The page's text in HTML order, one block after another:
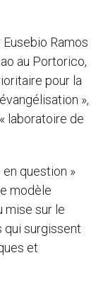
Ramos
au Portorico,
pour la
»,
laboratoire de
en question »
modèle
mise sur le
qui surgissent
et